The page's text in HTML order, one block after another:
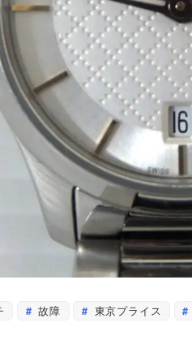
故障 東京プライス